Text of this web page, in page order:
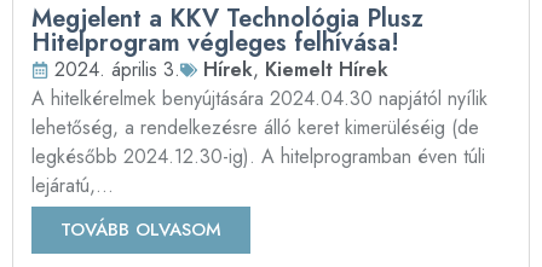
Megjelent a KKV Technológia Plusz
Hitelprogram végleges felhívása!
2024. április 3. Hírek, Kiemelt Hírek
A hitelkérelmek benyújtására 2024.04.30 napjától nyílik
lehetőség, a rendelkezésre álló keret kimerüléséig (de
legkésőbb 2024.12.30-ig). A hitelprogramban éven túli
lejáratú,...
TOVÁBB OLVASOM